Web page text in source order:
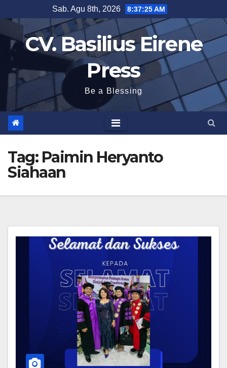
content
Sab. Agu 8th, 2026 8:37:25 AM
CV. Basilius Eirene
Press
Be a Blessing
Tag: Paimin Heryanto
Siahaan